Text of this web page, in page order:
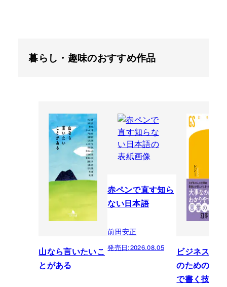
暮らし・趣味のおすすめ作品
山なら言いたいこ
とがある
赤ペンで直す知ら
ない日本語
前田安正
発売日:2026.08.05
ビジネスパ
のための「
で書く技術